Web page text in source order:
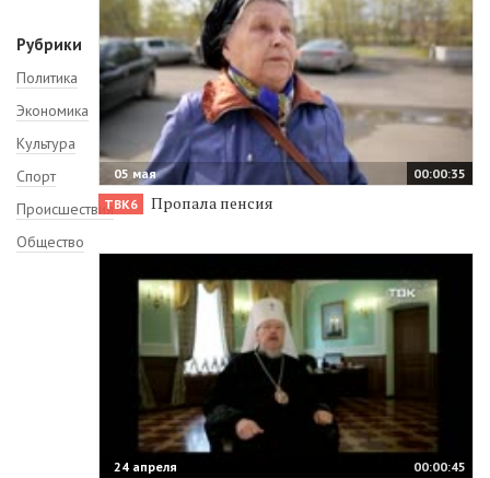
Рубрики
Политика
Экономика
Культура
Спорт
Происшествия
Общество
00:00:35
05 мая
ТВК6
Пропала пенсия
00:00:45
24 апреля